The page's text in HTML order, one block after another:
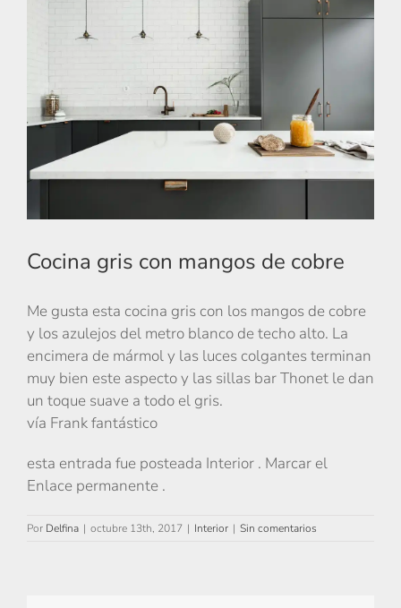
Cocina gris con mangos de cobre
Me gusta esta cocina gris con los mangos de cobre
y los azulejos del metro blanco de techo alto. La
encimera de mármol y las luces colgantes terminan
muy bien este aspecto y las sillas bar Thonet le dan
un toque suave a todo el gris.
vía Frank fantástico
esta entrada fue posteada Interior . Marcar el
Enlace permanente .
Por Delfina | octubre 13th, 2017 | Interior | Sin comentarios